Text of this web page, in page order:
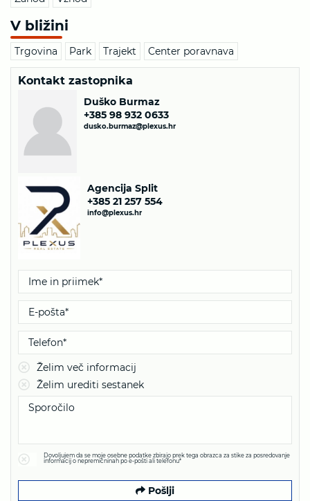
V bližini
Trgovina Park Trajekt Center poravnava
Kontakt zastopnika
Duško Burmaz
+385 98 932 0633
dusko.burmaz@plexus.hr
Agencija Split
+385 21 257 554
info@plexus.hr
Želim več informacij
Želim urediti sestanek
Dovoljujem da se moje osebne podatke zbirajo prek tega obrazca za stike za posredovanje
informacij o nepremičninah po e-pošti ali telefonu*
Pošlji